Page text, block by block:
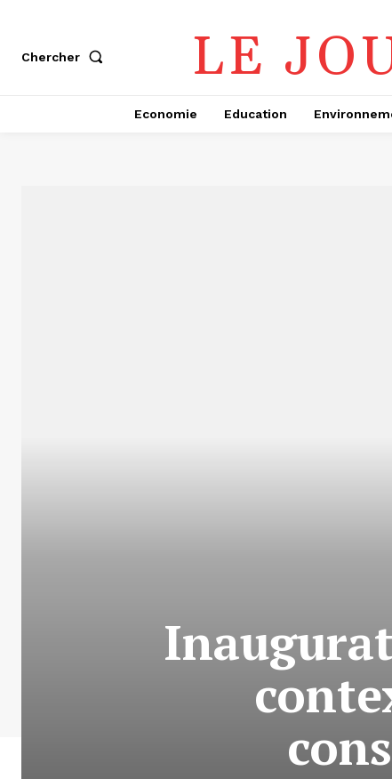
Chercher LE
Economie Education